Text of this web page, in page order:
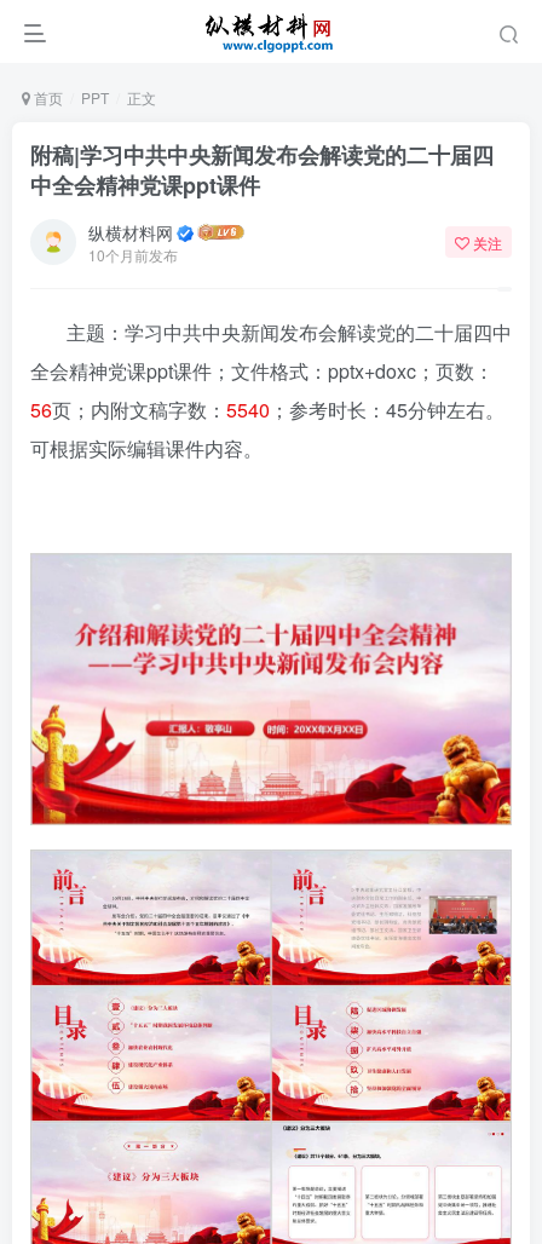
首页 PPT 正文
附稿|学习中共中央新闻发布会解读党的二十届四
中全会精神党课ppt课件
纵横材料网
10个月前发布
关注
主题：学习中共中央新闻发布会解读党的二十届四中
全会精神党课ppt课件 ；文件格式：pptx+doxc；页数：
56页；内附文稿字数： 5540 ；参考时长：45分钟左右。
可根据实际编辑课件内容。